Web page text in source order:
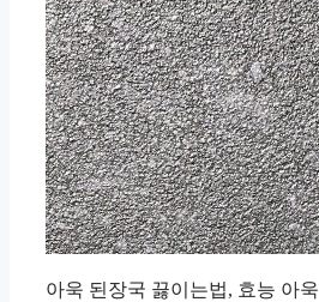
아욱 된장국 끓이는법, 효능 아욱